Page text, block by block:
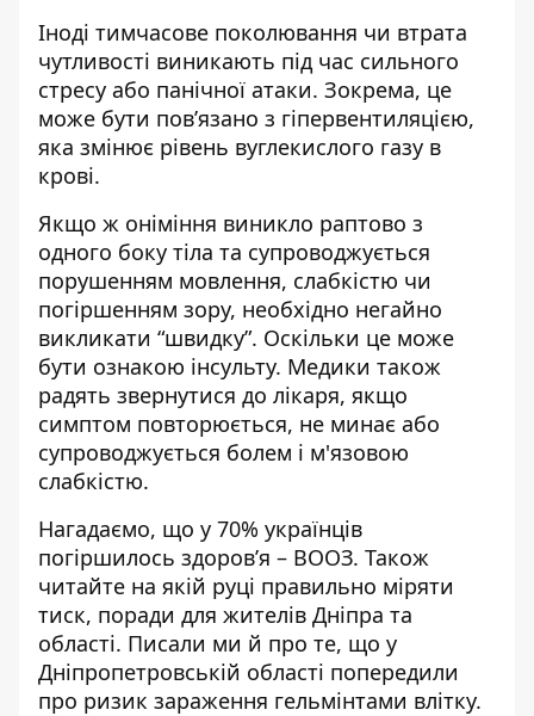
Іноді тимчасове поколювання чи втрата
чутливості виникають під час сильного
стресу або панічної атаки. Зокрема, це
може бути пов’язано з гіпервентиляцією,
яка змінює рівень вуглекислого газу в
крові.
Якщо ж оніміння виникло раптово з
одного боку тіла та супроводжується
порушенням мовлення, слабкістю чи
погіршенням зору, необхідно негайно
викликати “швидку”. Оскільки це може
бути ознакою інсульту. Медики також
радять звернутися до лікаря, якщо
симптом повторюється, не минає або
супроводжується болем і м'язовою
слабкістю.
Нагадаємо, що у 70% українців
погіршилось здоров’я – ВООЗ. Також
читайте на якій руці правильно міряти
тиск, поради для жителів Дніпра та
області. Писали ми й про те, що у
Дніпропетровській області попередили
про ризик зараження гельмінтами влітку.